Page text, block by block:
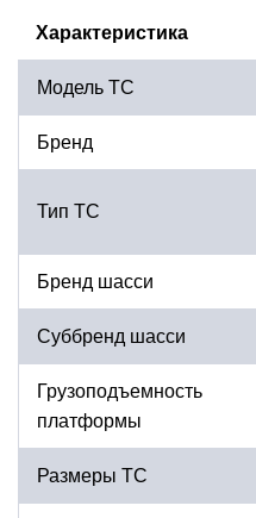
Характеристика
Модель ТС
Бренд
Тип ТС
Бренд шасси
Суббренд шасси
Грузоподъемность
платформы
Размеры ТС